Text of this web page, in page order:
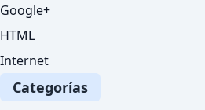
Google+
HTML
Internet
Categorías